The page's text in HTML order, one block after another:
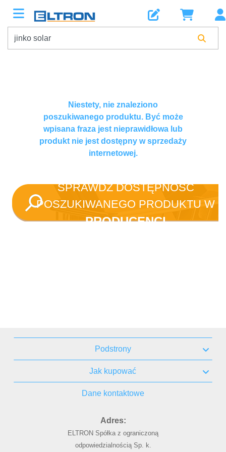
Niestety, nie znaleziono
poszukiwanego produktu. Być może
wpisana fraza jest nieprawidłowa lub
produkt nie jest dostępny w sprzedaży
internetowej.
SPRAWDŹ DOSTĘPNOŚĆ
POSZUKIWANEGO PRODUKTU W
PRODUCENCI
Podstrony
Jak kupować
Dane kontaktowe
Adres:
ELTRON Spółka z ograniczoną
odpowiedzialnością Sp. k.